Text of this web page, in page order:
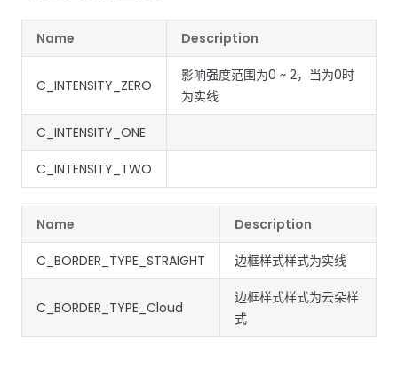
PHP 指
南
Python
指南
Node.js
Ruby 指
南
Name Description
C_INTENSITY_ZERO
影响强度范围为0 ~ 2，当为0时
为实线
C_INTENSITY_ONE
C_INTENSITY_TWO
Name Description
C_BORDER_TYPE_STRAIGHT 边框样式样式为实线
C_BORDER_TYPE_Cloud
边框样式样式为云朵样
式